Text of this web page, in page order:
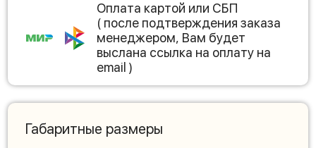
Оплата картой или СБП
( после подтверждения заказа
менеджером, Вам будет
выслана ссылка на оплату на
email )
Габаритные размеры